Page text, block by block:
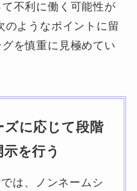
不利に働く可能性が
のようなポイントに留
を慎重に見極めてい
ズに応じて段階
を行う
は、ノンネームシ